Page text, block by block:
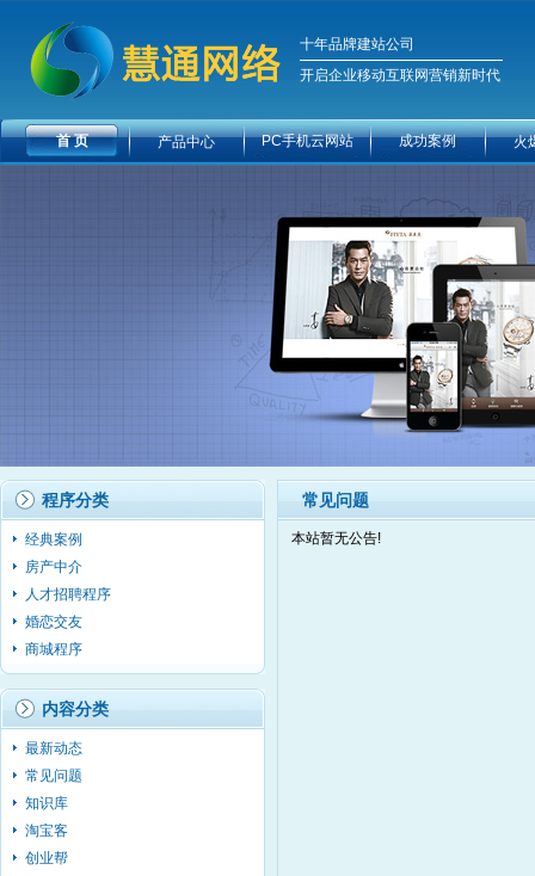
十年品牌建站公司
开启企业移动互联网营销新时代
首 页 产品中心 PC手机云网站 成功案例 火
程序分类
经典案例
房产中介
人才招聘程序
婚恋交友
商城程序
内容分类
最新动态
常见问题
知识库
淘宝客
创业帮
常见问题
本站暂无公告!